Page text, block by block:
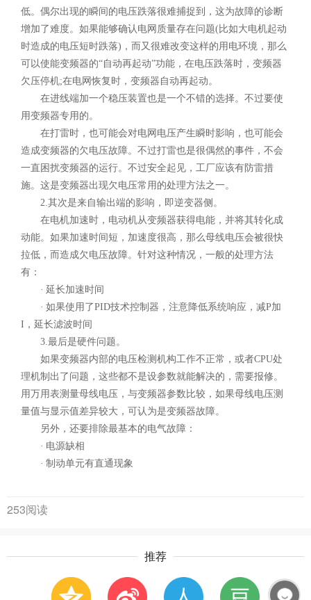
低。偶尔出现的瞬间的电压跌落很难捕捉到，这为故障的诊断
增加了难度。如果能够确认电网质量存在问题(比如大电机起动
时造成的电压短时跌落)，而又很难改变这样的用电环境，那么
可以使能变频器的“自动再起动”功能，在电压跌落时，变频器
欠压停机;在电网恢复时，变频器自动再起动。
在进线端加一个稳压装置也是一个不错的选择。不过要使
用变频器专用的。
在打雷时，也可能会对电网电压产生瞬时影响，也可能会
造成变频器的欠电压故障。不过打雷也是很偶然的事件，不会
一直困扰变频器的运行。不过安全起见，工厂应该有防雷措
施。这是变频器出现欠电压常用的处理方法之一。
2.其次是来自输出端的影响，即逆变器侧。
在电机加速时，电动机从变频器获得电能，并将其转化成
动能。如果加速时间短，加速度很高，那么母线电压会被很快
拉低，而造成欠电压故障。针对这种情况，一般的处理方法
有：
· 延长加速时间
· 如果使用了PID技术控制器，注意降低系统响应，减P加
I，延长滤波时间
3.最后是硬件问题。
如果变频器内部的电压检测机构工作不正常，或者CPU处
理机制出了问题，这些都不是设参数就能解决的，需要报修。
用万用表测量母线电压，与变频器参数比较，如果母线电压测
量值与显示值差异较大，可认为是变频器故障。
另外，还要排除最基本的电气故障：
· 电源缺相
· 制动单元有直通现象
253阅读
推荐